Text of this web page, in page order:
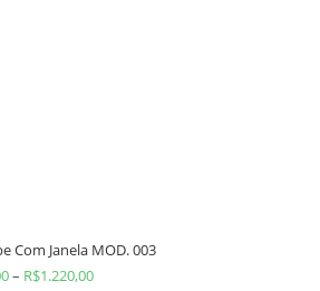
Com Janela MOD. 003
– R$1.220,00